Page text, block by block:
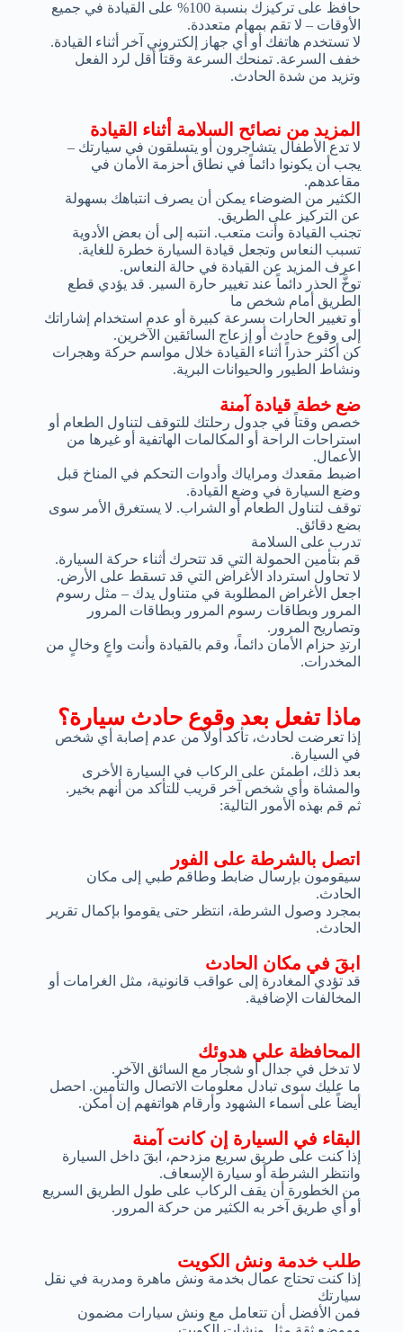
حافظ على تركيزك بنسبة 100% على القيادة في جميع
الأوقات – لا تقم بمهام متعددة.
لا تستخدم هاتفك أو أي جهاز إلكتروني آخر أثناء القيادة.
خفف السرعة. تمنحك السرعة وقتاً أقل لرد الفعل
وتزيد من شدة الحادث.
ضع خطة قيادة آمنة
خصص وقتاً في جدول رحلتك للتوقف لتناول الطعام أو
استراحات الراحة أو المكالمات الهاتفية أو غيرها من
الأعمال.
اضبط مقعدك ومراياك وأدوات التحكم في المناخ قبل
وضع السيارة في وضع القيادة.
توقف لتناول الطعام أو الشراب. لا يستغرق الأمر سوى
بضع دقائق.
تدرب على السلامة
قم بتأمين الحمولة التي قد تتحرك أثناء حركة السيارة.
لا تحاول استرداد الأغراض التي قد تسقط على الأرض.
اجعل الأغراض المطلوبة في متناول يدك – مثل رسوم
المرور وبطاقات رسوم المرور وبطاقات المرور
وتصاريح المرور.
ارتدِ حزام الأمان دائماً، وقم بالقيادة وأنت واعٍ وخالٍ من
المخدرات.
المزيد من نصائح السلامة أثناء القيادة
لا تدع الأطفال يتشاجرون أو يتسلقون في سيارتك –
يجب أن يكونوا دائماً في نطاق أحزمة الأمان في
مقاعدهم.
الكثير من الضوضاء يمكن أن يصرف انتباهك بسهولة
عن التركيز على الطريق.
تجنب القيادة وأنت متعب. انتبه إلى أن بعض الأدوية
تسبب النعاس وتجعل قيادة السيارة خطرة للغاية.
اعرف المزيد عن القيادة في حالة النعاس.
توخَّ الحذر دائماً عند تغيير حارة السير. قد يؤدي قطع
الطريق أمام شخص ما
أو تغيير الحارات بسرعة كبيرة أو عدم استخدام إشاراتك
إلى وقوع حادث أو إزعاج السائقين الآخرين.
كن أكثر حذراً أثناء القيادة خلال مواسم حركة وهجرات
ونشاط الطيور والحيوانات البرية.
ماذا تفعل بعد وقوع حادث سيارة؟
إذا تعرضت لحادث، تأكد أولاً من عدم إصابة أي شخص
في السيارة.
بعد ذلك، اطمئن على الركاب في السيارة الأخرى
والمشاة وأي شخص آخر قريب للتأكد من أنهم بخير.
ثم قم بهذه الأمور التالية:
ابقَ في مكان الحادث
قد تؤدي المغادرة إلى عواقب قانونية، مثل الغرامات أو
المخالفات الإضافية.
اتصل بالشرطة على الفور
سيقومون بإرسال ضابط وطاقم طبي إلى مكان
الحادث.
بمجرد وصول الشرطة، انتظر حتى يقوموا بإكمال تقرير
الحادث.
البقاء في السيارة إن كانت آمنة
إذا كنت على طريق سريع مزدحم، ابقَ داخل السيارة
وانتظر الشرطة أو سيارة الإسعاف.
من الخطورة أن يقف الركاب على طول الطريق السريع
أو أي طريق آخر به الكثير من حركة المرور.
المحافظة علي هدوئك
لا تدخل في جدال أو شجار مع السائق الآخر.
ما عليك سوى تبادل معلومات الاتصال والتأمين. احصل
أيضاً على أسماء الشهود وأرقام هواتفهم إن أمكن.
طلب خدمة ونش الكويت
إذا كنت تحتاج عمال بخدمة ونش ماهرة ومدربة في نقل
سيارتك
فمن الأفضل أن تتعامل مع ونش سيارات مضمون